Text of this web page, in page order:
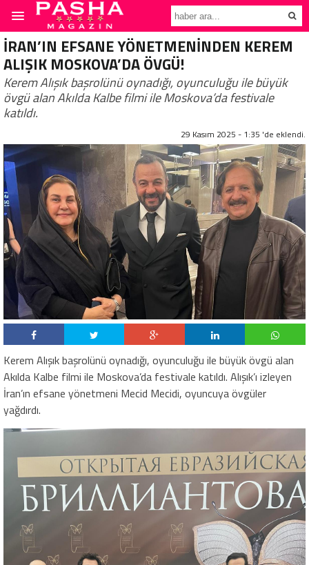
İRAN’IN EFSANE YÖNETMENİNDEN KEREM
ALIŞIK MOSKOVA’DA ÖVGÜ!
Kerem Alışık başrolünü oynadığı, oyunculuğu ile büyük
övgü alan Akılda Kalbe filmi ile Moskova’da festivale
katıldı.
29 Kasım 2025 - 1:35 'de eklendi.
Kerem Alışık başrolünü oynadığı, oyunculuğu ile büyük övgü alan
Akılda Kalbe filmi ile Moskova’da festivale katıldı. Alışık’ı izleyen
İran’ın efsane yönetmeni Mecid Mecidi, oyuncuya övgüler
yağdırdı.